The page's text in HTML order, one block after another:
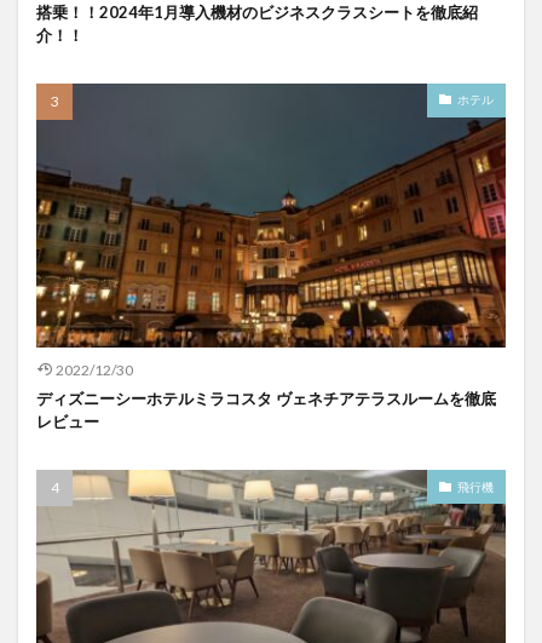
搭乗！！2024年1月導入機材のビジネスクラスシートを徹底紹
介！！
ホテル
2022/12/30
ディズニーシーホテルミラコスタ ヴェネチアテラスルームを徹底
レビュー
飛行機